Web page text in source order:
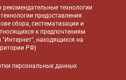
рекомендательные технологии
предоставления
сбора, систематизации и
к предпочтениям
"Интернет", находящихся на
РФ)
персональных данных